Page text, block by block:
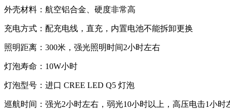
外壳材料：航空铝合金、硬度非常高
充电方式：配充电线，直充，内置电池不能拆卸更换
照明距离：300米，强光照明时间2小时左右
灯泡寿命：10W小时
灯泡型号：进口 CREE LED Q5 灯泡
巡航时间：强光2小时左右，弱光10小时以上，高压电击1小时